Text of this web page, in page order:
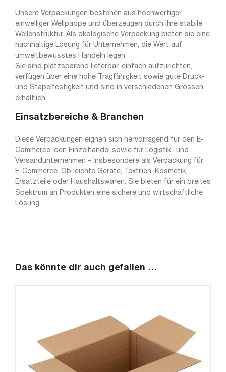
Unsere Verpackungen bestehen aus hochwertiger,
einwelliger Wellpappe und überzeugen durch ihre stabile
Wellenstruktur. Als ökologische Verpackung bieten sie eine
nachhaltige Lösung für Unternehmen, die Wert auf
umweltbewusstes Handeln legen.
Sie sind platzsparend lieferbar, einfach aufzurichten,
verfügen über eine hohe Tragfähigkeit sowie gute Druck-
und Stapelfestigkeit und sind in verschiedenen Grössen
erhältlich.
Einsatzbereiche & Branchen
Diese Verpackungen eignen sich hervorragend für den E-
Commerce, den Einzelhandel sowie für Logistik- und
Versandunternehmen – insbesondere als Verpackung für
E-Commerce. Ob leichte Geräte, Textilien, Kosmetik,
Ersatzteile oder Haushaltswaren: Sie bieten für ein breites
Spektrum an Produkten eine sichere und wirtschaftliche
Lösung.
Das könnte dir auch gefallen …